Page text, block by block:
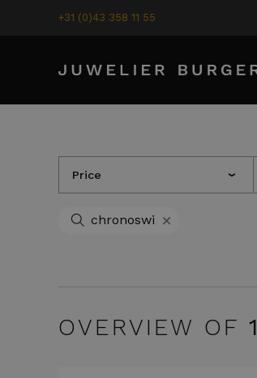
+31 (0)43 358 11 55
Price ›
chronoswi +
OVERVIEW OF1